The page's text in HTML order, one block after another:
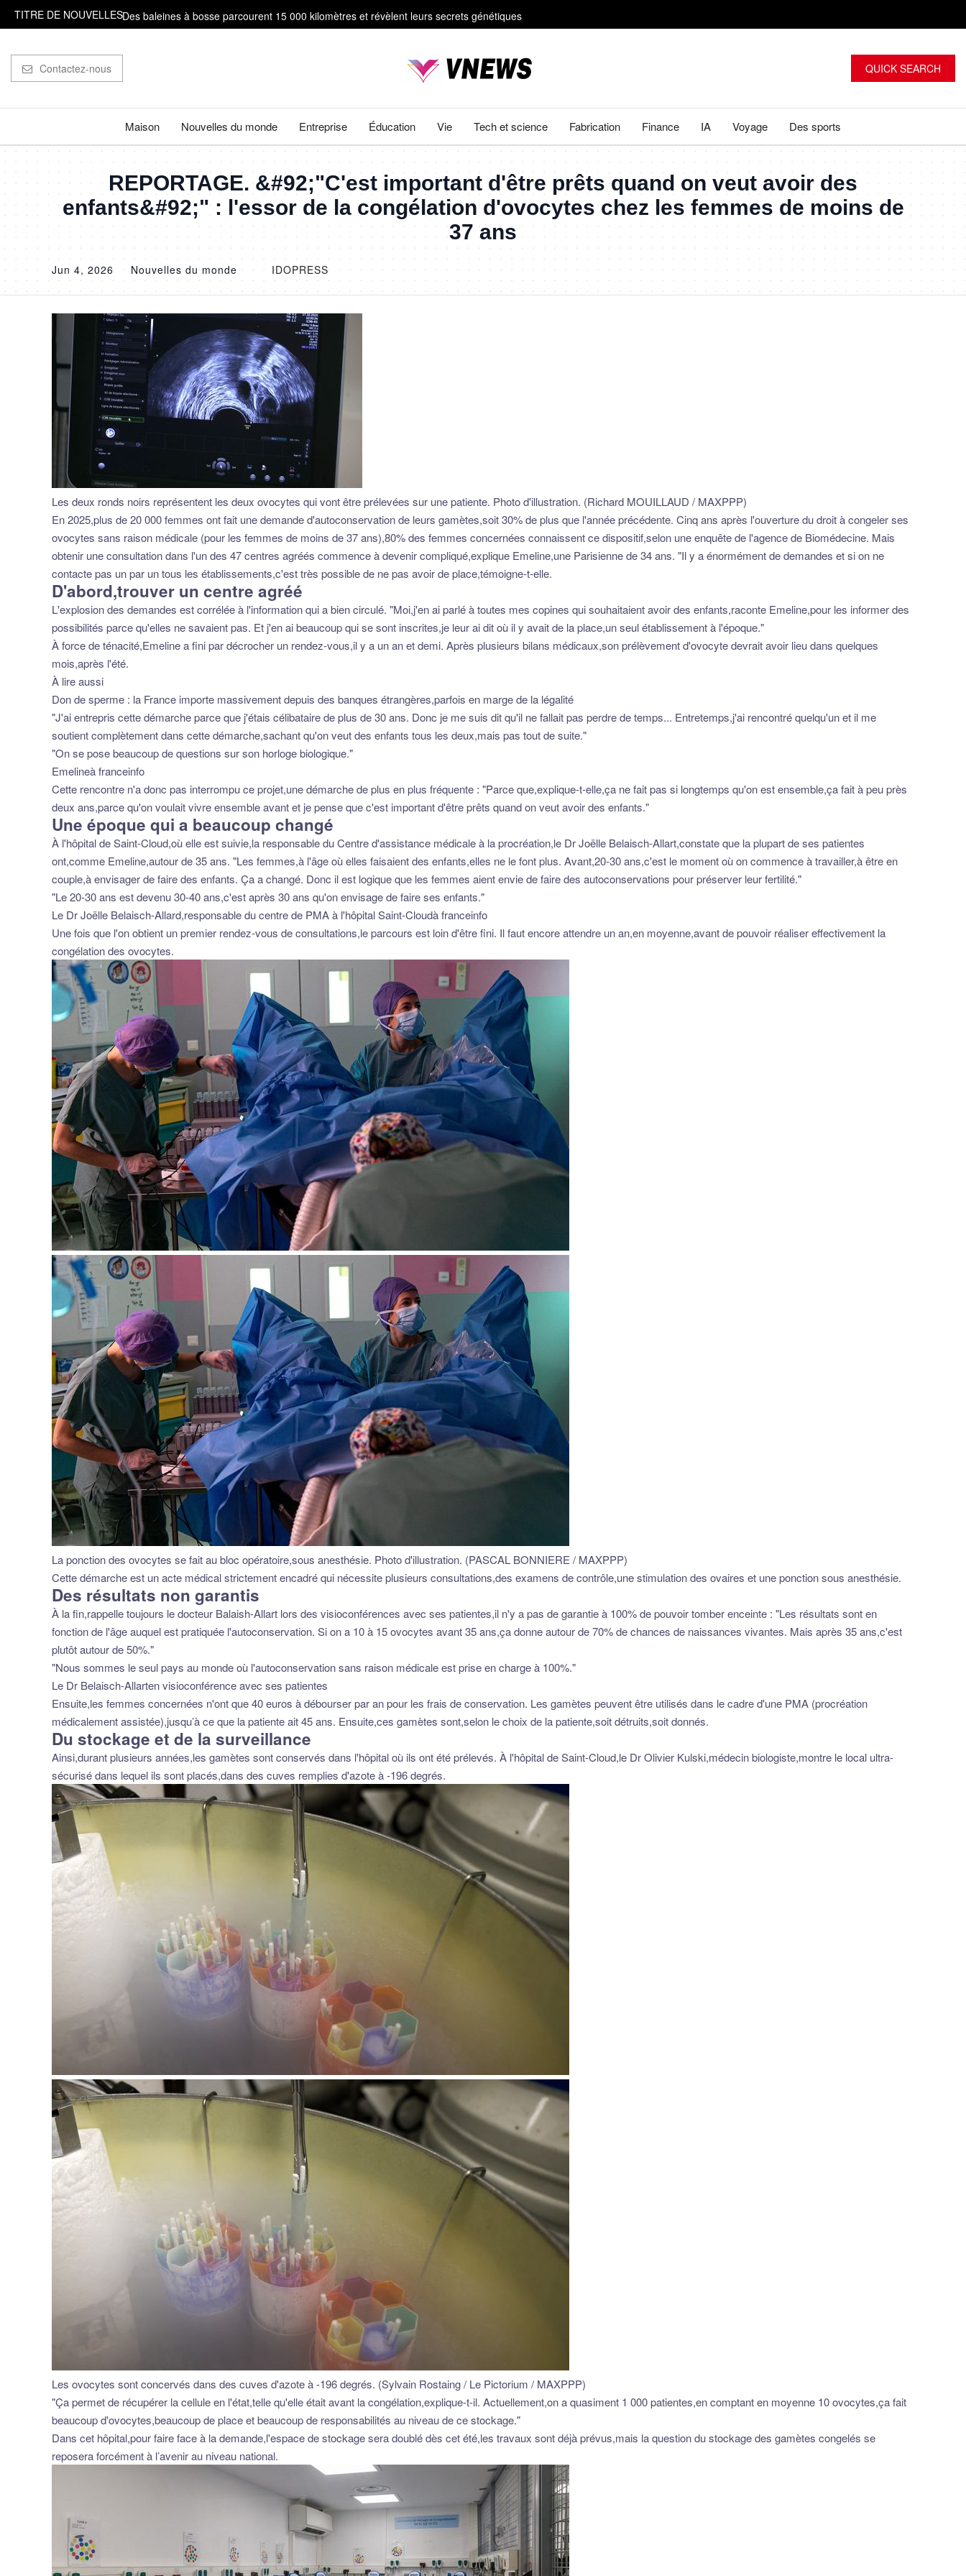
TITRE DE NOUVELLESDes baleines à bosse parcourent 15 000 kilomètres et révèlent leurs secrets génétiques
Contactez-nous QUICK SEARCH
Maison Nouvelles du monde Entreprise Éducation Vie Tech et science Fabrication Finance IA Voyage Des sports
REPORTAGE. &#92;"C'est important d'être prêts quand on veut avoir des
enfants&#92;" : l'essor de la congélation d'ovocytes chez les femmes de moins de
37 ans
Jun 4, 2026 Nouvelles du monde IDOPRESS
Les deux ronds noirs représentent les deux ovocytes qui vont être prélevées sur une patiente. Photo d'illustration. (Richard MOUILLAUD / MAXPPP)
En 2025,plus de 20 000 femmes ont fait une demande d'autoconservation de leurs gamètes,soit 30% de plus que l'année précédente. Cinq ans après l'ouverture du droit à congeler ses
ovocytes sans raison médicale (pour les femmes de moins de 37 ans),80% des femmes concernées connaissent ce dispositif,selon une enquête de l'agence de Biomédecine. Mais
obtenir une consultation dans l'un des 47 centres agréés commence à devenir compliqué,explique Emeline,une Parisienne de 34 ans. "Il y a énormément de demandes et si on ne
contacte pas un par un tous les établissements,c'est très possible de ne pas avoir de place,témoigne-t-elle.
D'abord,trouver un centre agréé
L'explosion des demandes est corrélée à l'information qui a bien circulé. "Moi,j'en ai parlé à toutes mes copines qui souhaitaient avoir des enfants,raconte Emeline,pour les informer des
possibilités parce qu'elles ne savaient pas. Et j'en ai beaucoup qui se sont inscrites,je leur ai dit où il y avait de la place,un seul établissement à l'époque."
À force de ténacité,Emeline a fini par décrocher un rendez-vous,il y a un an et demi. Après plusieurs bilans médicaux,son prélèvement d'ovocyte devrait avoir lieu dans quelques
mois,après l'été.
À lire aussi
Don de sperme : la France importe massivement depuis des banques étrangères,parfois en marge de la légalité
"J'ai entrepris cette démarche parce que j'étais célibataire de plus de 30 ans. Donc je me suis dit qu'il ne fallait pas perdre de temps... Entretemps,j'ai rencontré quelqu'un et il me
soutient complètement dans cette démarche,sachant qu'on veut des enfants tous les deux,mais pas tout de suite."
"On se pose beaucoup de questions sur son horloge biologique."
Emelineà franceinfo
Cette rencontre n'a donc pas interrompu ce projet,une démarche de plus en plus fréquente : "Parce que,explique-t-elle,ça ne fait pas si longtemps qu'on est ensemble,ça fait à peu près
deux ans,parce qu'on voulait vivre ensemble avant et je pense que c'est important d'être prêts quand on veut avoir des enfants."
Une époque qui a beaucoup changé
À l'hôpital de Saint-Cloud,où elle est suivie,la responsable du Centre d'assistance médicale à la procréation,le Dr Joëlle Belaisch-Allart,constate que la plupart de ses patientes
ont,comme Emeline,autour de 35 ans. "Les femmes,à l'âge où elles faisaient des enfants,elles ne le font plus. Avant,20-30 ans,c'est le moment où on commence à travailler,à être en
couple,à envisager de faire des enfants. Ça a changé. Donc il est logique que les femmes aient envie de faire des autoconservations pour préserver leur fertilité."
"Le 20-30 ans est devenu 30-40 ans,c'est après 30 ans qu'on envisage de faire ses enfants."
Le Dr Joëlle Belaisch-Allard,responsable du centre de PMA à l'hôpital Saint-Cloudà franceinfo
Une fois que l'on obtient un premier rendez-vous de consultations,le parcours est loin d'être fini. Il faut encore attendre un an,en moyenne,avant de pouvoir réaliser effectivement la
congélation des ovocytes.
La ponction des ovocytes se fait au bloc opératoire,sous anesthésie. Photo d'illustration. (PASCAL BONNIERE / MAXPPP)
Cette démarche est un acte médical strictement encadré qui nécessite plusieurs consultations,des examens de contrôle,une stimulation des ovaires et une ponction sous anesthésie.
Des résultats non garantis
À la fin,rappelle toujours le docteur Balaish-Allart lors des visioconférences avec ses patientes,il n'y a pas de garantie à 100% de pouvoir tomber enceinte : "Les résultats sont en
fonction de l'âge auquel est pratiquée l'autoconservation. Si on a 10 à 15 ovocytes avant 35 ans,ça donne autour de 70% de chances de naissances vivantes. Mais après 35 ans,c'est
plutôt autour de 50%."
"Nous sommes le seul pays au monde où l'autoconservation sans raison médicale est prise en charge à 100%."
Le Dr Belaisch-Allarten visioconférence avec ses patientes
Ensuite,les femmes concernées n'ont que 40 euros à débourser par an pour les frais de conservation. Les gamètes peuvent être utilisés dans le cadre d'une PMA (procréation
médicalement assistée),jusqu’à ce que la patiente ait 45 ans. Ensuite,ces gamètes sont,selon le choix de la patiente,soit détruits,soit donnés.
Du stockage et de la surveillance
Ainsi,durant plusieurs années,les gamètes sont conservés dans l'hôpital où ils ont été prélevés. À l'hôpital de Saint-Cloud,le Dr Olivier Kulski,médecin biologiste,montre le local ultra-
sécurisé dans lequel ils sont placés,dans des cuves remplies d'azote à -196 degrés.
Les ovocytes sont concervés dans des cuves d'azote à -196 degrés. (Sylvain Rostaing / Le Pictorium / MAXPPP)
"Ça permet de récupérer la cellule en l'état,telle qu'elle était avant la congélation,explique-t-il. Actuellement,on a quasiment 1 000 patientes,en comptant en moyenne 10 ovocytes,ça fait
beaucoup d'ovocytes,beaucoup de place et beaucoup de responsabilités au niveau de ce stockage."
Dans cet hôpital,pour faire face à la demande,l'espace de stockage sera doublé dès cet été,les travaux sont déjà prévus,mais la question du stockage des gamètes congelés se
reposera forcément à l’avenir au niveau national.